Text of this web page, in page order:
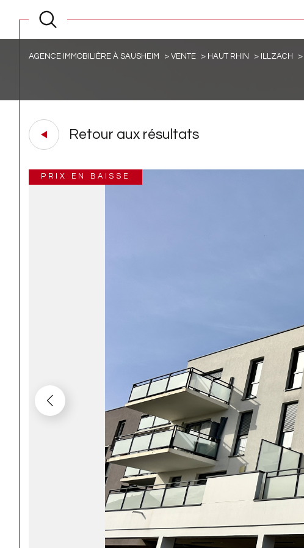
AGENCE IMMOBILIÈRE À SAUSHEIM VENTE HAUT RHIN ILLZACH
Retour aux résultats
PRIX EN BAISSE